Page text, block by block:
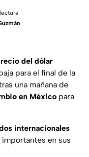
del dólar
para el final de la
una mañana de
en México para
internacionales
en sus